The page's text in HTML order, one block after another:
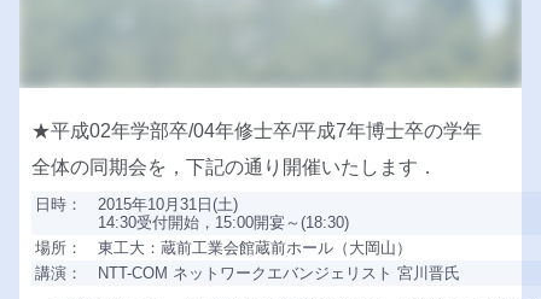
★平成02年学部卒/04年修士卒/平成7年博士卒の学年
全体の同期会を，下記の通り開催いたします．
日時：
2015年10月31日(土)
14:30受付開始，15:00開宴～(18:30)
場所：
東工大：蔵前工業会館蔵前ホール（大岡山）
講演：
NTT-COM ネットワークエバンジェリスト 宮川晋氏